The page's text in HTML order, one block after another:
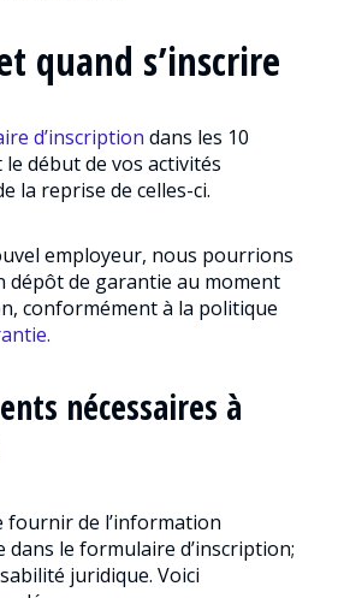
quand s’inscrire
d’inscription dans les 10
début de vos activités
la reprise de celles-ci.
employeur, nous pourrions
dépôt de garantie au moment
conformément à la politique
nécessaires à
fournir de l’information
dans le formulaire d’inscription;
juridique. Voici